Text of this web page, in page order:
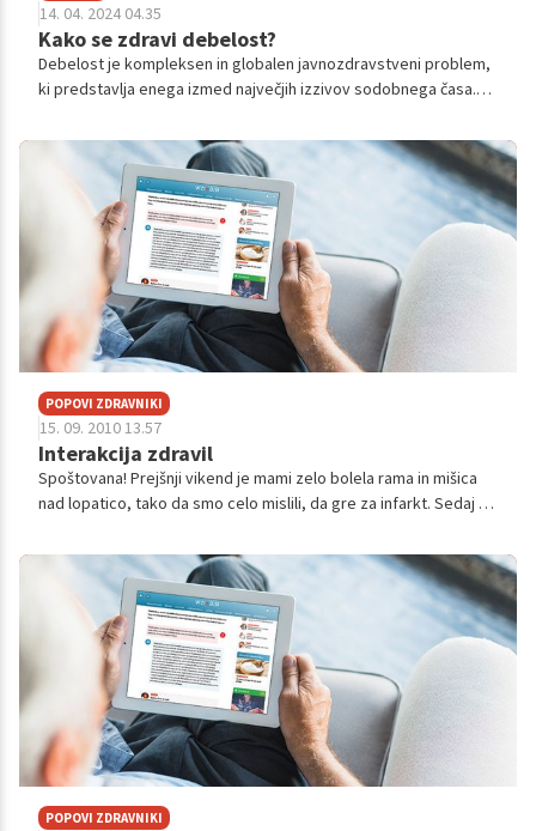
14. 04. 2024 04.35
Kako se zdravi debelost?
Debelost je kompleksen in globalen javnozdravstveni problem,
ki predstavlja enega izmed največjih izzivov sodobnega časa.
okoljskih in genetskih dejavnikih so prispevale k dramatičnemu
porastu debelosti po vsem svetu. Njeni vzroki so tesno
povezani z življenjskim slogom in okoljem, medtem ko lahko
posledice segajo od kroničnih bolezni do socialnih in
ekonomskih izzivov.
POPOVI ZDRAVNIKI
15. 09. 2010 13.57
Interakcija zdravil
Spoštovana! Prejšnji vikend je mami zelo bolela rama in mišica
nad lopatico, tako da smo celo mislili, da gre za infarkt. Sedaj se
POPOVI ZDRAVNIKI